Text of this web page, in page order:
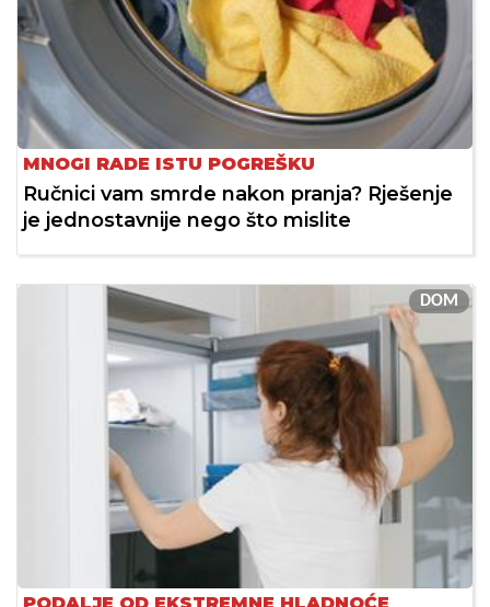
MNOGI RADE ISTU POGREŠKU
Ručnici vam smrde nakon pranja? Rješenje
je jednostavnije nego što mislite
DOM